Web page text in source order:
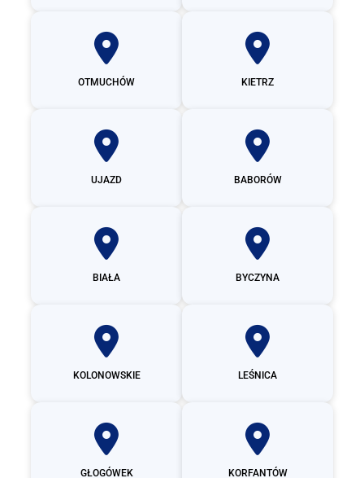
OTMUCHÓW KIETRZ
UJAZD BABORÓW
BIAŁA BYCZYNA
KOLONOWSKIE LEŚNICA
GŁOGÓWEK KORFANTÓW